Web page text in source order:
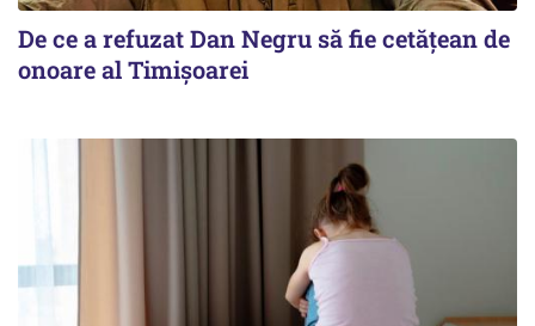
De ce a refuzat Dan Negru să fie cetățean de
onoare al Timișoarei